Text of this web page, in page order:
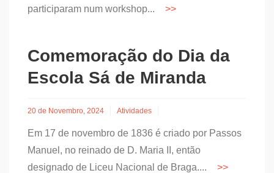
participaram num workshop...
Comemoração do Dia da
Escola Sá de Miranda
20 de Novembro, 2024 Atividades
Em 17 de novembro de 1836 é criado por Passos
Manuel, no reinado de D. Maria II, então
designado de Liceu Nacional de Braga....